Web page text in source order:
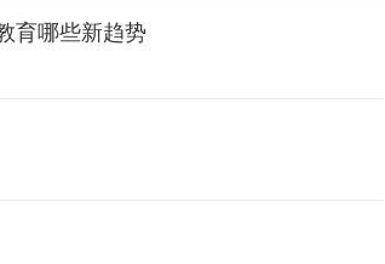
育哪些新趋势